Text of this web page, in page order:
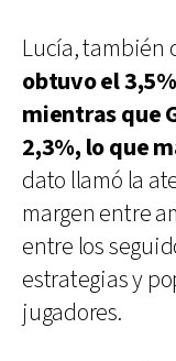
Lucía, también
obtuvo el
mientras que
2,3%, lo que
dato llamó la
margen entre
entre los
estrategias y
jugadores.